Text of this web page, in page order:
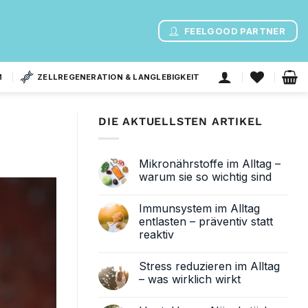
FEELGOOD PARTNER
ZELLREGENERATION & LANGLEBIGKEIT
DIE AKTUELLSTEN ARTIKEL
Mikronährstoffe im Alltag –
warum sie so wichtig sind
zu
Mikronährstoffe
im
Alltag
sie
so
wichtig
Immunsystem im Alltag
entlasten – präventiv statt
reaktiv
zu
Immunsystem
im
Stress reduzieren im Alltag
– was wirklich wirkt